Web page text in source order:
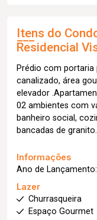
Itens do
Residencial
Prédio com portaria
canalizado, área
elevador
02 ambientes com
banheiro social,
bancadas de granito.
Informações
Ano de
Lazer
Churrasqueira
Espaço Gourmet